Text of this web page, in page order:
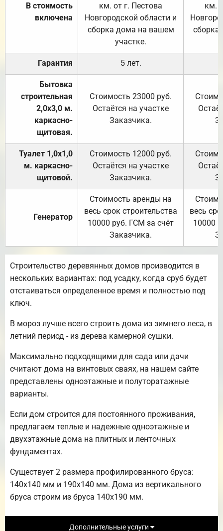
В стоимость
включена
км. от г. Пестова
Новгородской области и
сборка дома на вашем
участке.
км.
Гарантия 5 лет.
Бытовка
строительная
2,0х3,0 м.
каркасно-
щитовая.
Стоимость 23000 руб.
Остаётся на участке
Заказчика.
Туалет 1,0х1,0
м. каркасно-
щитовой.
Стоимость 12000 руб.
Остаётся на участке
Заказчика.
Генератор
Стоимость аренды на
весь срок строительства
10000 руб. ГСМ за счёт
Заказчика.
весь
10000
Строительство деревянных домов производится в
нескольких вариантах: под усадку, когда сруб будет
отстаиваться определенное время и полностью под
ключ.
В мороз лучше всего строить дома из зимнего леса, в
летний период - из дерева камерной сушки.
Максимально подходящими для сада или дачи
считают дома на винтовых сваях, на нашем сайте
представлены одноэтажные и полуторатажные
варианты.
Если дом строится для постоянного проживания,
предлагаем теплые и надежные одноэтажные и
двухэтажные дома на плитных и ленточных
фундаментах.
Существует 2 размера профилированного бруса:
140х140 мм и 190х140 мм. Дома из вертикального
бруса строим из бруса 140х190 мм.
Дополнительные услуги